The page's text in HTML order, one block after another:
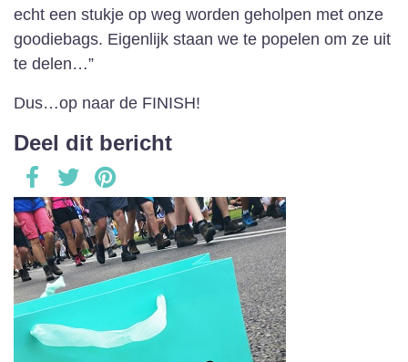
echt een stukje op weg worden geholpen met onze
goodiebags. Eigenlijk staan we te popelen om ze uit
te delen…”
Dus…op naar de FINISH!
Deel dit bericht